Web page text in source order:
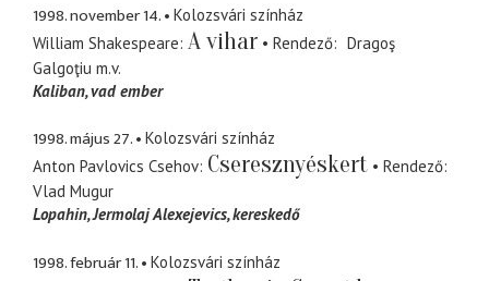
1998. november 14.
Kolozsvári színház
William Shakespeare A vihar Rendező
Dragoş
Galgoţiu m.v.
Kaliban vad ember
1998. május 27.
Kolozsvári színház
Anton Pavlovics Csehov Cseresznyéskert
Rendező
Vlad Mugur
Lopahin Jermolaj Alexejevics, kereskedő
1998. február 11.
Kolozsvári színház